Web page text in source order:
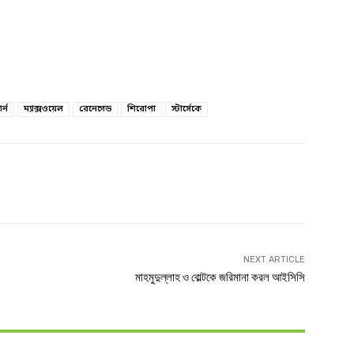
ম্যাক্সওয়েল রেনেগেড শিরোপা স্টার্সেকে
NEXT ARTICLE
মাহমুদুল্লাহ ও বোল্টকে জরিমানা করল আইসিসি